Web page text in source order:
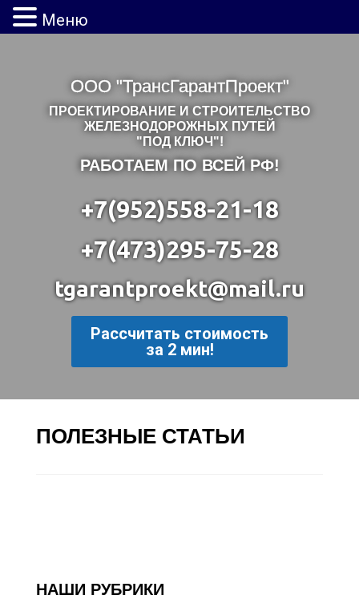
ООО "ТрансГарантПроект"
ПРОЕКТИРОВАНИЕ И СТРОИТЕЛЬСТВО
ЖЕЛЕЗНОДОРОЖНЫХ ПУТЕЙ
"ПОД КЛЮЧ"!
РАБОТАЕМ ПО ВСЕЙ РФ!
+7(952)558-21-18
+7(473)295-75-28
tgarantproekt@mail.ru
Рассчитать стоимость
за 2 мин!
ПОЛЕЗНЫЕ СТАТЬИ
НАШИ РУБРИКИ
Меню